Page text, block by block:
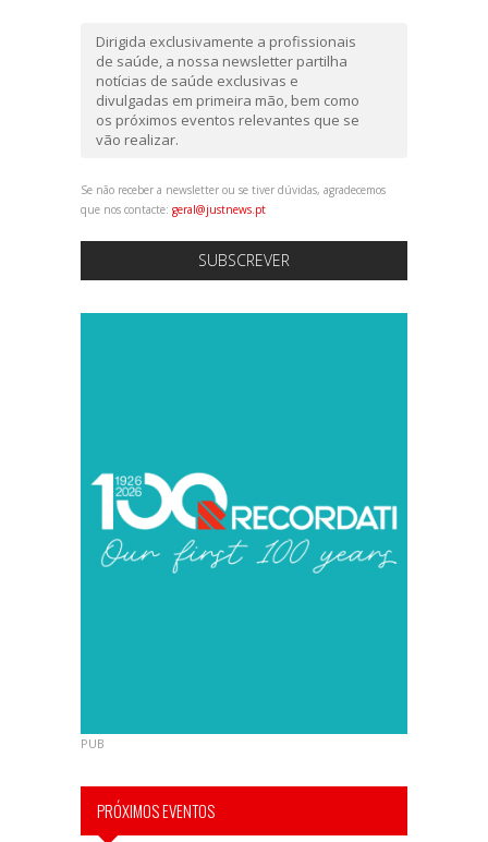
Dirigida exclusivamente a profissionais
de saúde, a nossa newsletter partilha
notícias de saúde exclusivas e
divulgadas em primeira mão, bem como
os próximos eventos relevantes que se
vão realizar.
Se não receber a newsletter ou se tiver dúvidas, agradecemos
que nos contacte: geral@justnews.pt
SUBSCREVER
PUB
PRÓXIMOS EVENTOS